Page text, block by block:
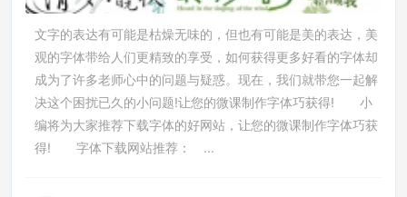
文字的表达有可能是枯燥无味的，但也有可能是美的表达，美
观的字体带给人们更精致的享受，如何获得更多好看的字体却
成为了许多老师心中的问题与疑惑。现在，我们就带您一起解
决这个困扰已久的小问题!让您的微课制作字体巧获得! 小
编将为大家推荐下载字体的好网站，让您的微课制作字体巧获
得! 字体下载网站推荐： ...